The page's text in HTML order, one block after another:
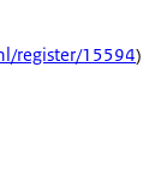
register/15594)